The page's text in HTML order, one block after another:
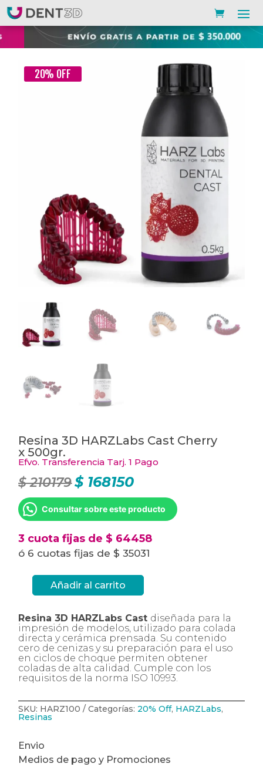
20% OFF
Resina 3D HARZLabs Cast Cherry
x 500gr.
Efvo. Transferencia Tarj. 1 Pago
$210179 El
precio
original
era:
$ 210179.
$168150El
actual
es:
$ 168150.
Consultar sobre este producto
3 cuota fijas de $ 64458
ó 6 cuotas fijas de $ 35031
Cast
Cherry
x
500gr.
cantidad
Añadir al carrito
Resina 3D HARZLabs Cast diseñada para la
impresión de modelos, utilizado para colada
directa y cerámica prensada. Su contenido
cero de cenizas y su preparación para el uso
en ciclos de choque permiten obtener
coladas de alta calidad. Cumple con los
requisitos de la norma ISO 10993.
SKU: HARZ100 Categorías: 20% Off, HARZLabs,
Resinas
Envio
Medios de pago y Promociones